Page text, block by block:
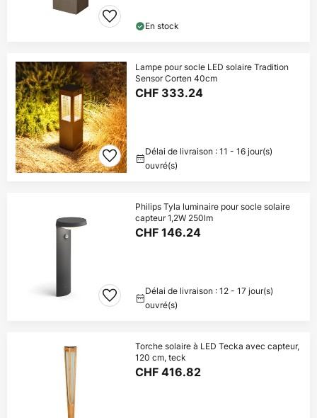
En stock
Lampe pour socle LED solaire Tradition
Sensor Corten 40cm
CHF 333.24
Délai de livraison : 11 - 16 jour(s)
ouvré(s)
Philips Tyla luminaire pour socle solaire
capteur 1,2W 250lm
CHF 146.24
Délai de livraison : 12 - 17 jour(s)
ouvré(s)
Torche solaire à LED Tecka avec capteur,
120 cm, teck
CHF 416.82